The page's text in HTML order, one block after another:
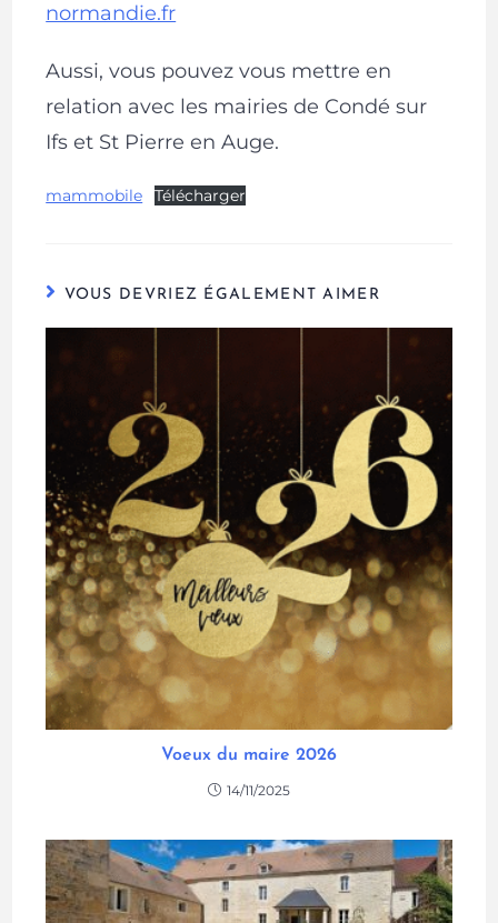
normandie.fr
Aussi, vous pouvez vous mettre en
relation avec les mairies de Condé sur
Ifs et St Pierre en Auge.
mammobile Télécharger
VOUS DEVRIEZ ÉGALEMENT AIMER
Voeux du maire 2026
14/11/2025